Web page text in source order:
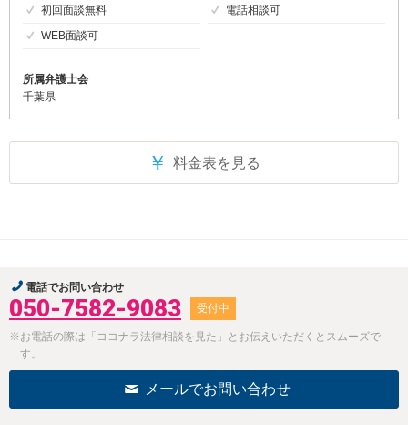
初回面談無料
電話相談可
WEB面談可
所属弁護士会
千葉県
￥ 料金表を見る
電話でお問い合わせ
050-7582-9083 受付中
※お電話の際は「ココナラ法律相談を見た」とお伝えいただくとスムーズで
す。
メールでお問い合わせ